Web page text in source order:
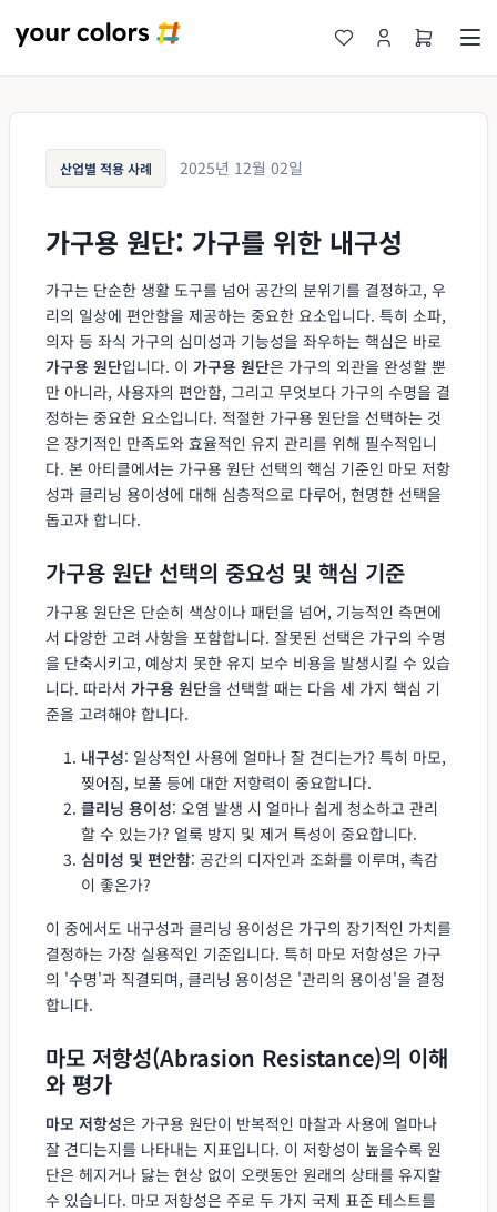
산업별 적용 사례 2025년 12월 02일
가구용 원단: 가구를 위한 내구성
가구는 단순한 생활 도구를 넘어 공간의 분위기를 결정하고, 우
리의 일상에 편안함을 제공하는 중요한 요소입니다. 특히 소파,
의자 등 좌식 가구의 심미성과 기능성을 좌우하는 핵심은 바로
가구용 원단입니다. 이 가구용 원단은 가구의 외관을 완성할 뿐
만 아니라, 사용자의 편안함, 그리고 무엇보다 가구의 수명을 결
정하는 중요한 요소입니다. 적절한 가구용 원단을 선택하는 것
은 장기적인 만족도와 효율적인 유지 관리를 위해 필수적입니
다. 본 아티클에서는 가구용 원단 선택의 핵심 기준인 마모 저항
성과 클리닝 용이성에 대해 심층적으로 다루어, 현명한 선택을
돕고자 합니다.
가구용 원단 선택의 중요성 및 핵심 기준
가구용 원단은 단순히 색상이나 패턴을 넘어, 기능적인 측면에
서 다양한 고려 사항을 포함합니다. 잘못된 선택은 가구의 수명
을 단축시키고, 예상치 못한 유지 보수 비용을 발생시킬 수 있습
니다. 따라서 가구용 원단을 선택할 때는 다음 세 가지 핵심 기
준을 고려해야 합니다.
내구성: 일상적인 사용에 얼마나 잘 견디는가? 특히 마모,
찢어짐, 보풀 등에 대한 저항력이 중요합니다.
클리닝 용이성: 오염 발생 시 얼마나 쉽게 청소하고 관리
할 수 있는가? 얼룩 방지 및 제거 특성이 중요합니다.
심미성 및 편안함: 공간의 디자인과 조화를 이루며, 촉감
이 좋은가?
이 중에서도 내구성과 클리닝 용이성은 가구의 장기적인 가치를
결정하는 가장 실용적인 기준입니다. 특히 마모 저항성은 가구
의 '수명'과 직결되며, 클리닝 용이성은 '관리의 용이성'을 결정
합니다.
마모 저항성(Abrasion Resistance)의 이해
와 평가
마모 저항성은 가구용 원단이 반복적인 마찰과 사용에 얼마나
잘 견디는지를 나타내는 지표입니다. 이 저항성이 높을수록 원
단은 헤지거나 닳는 현상 없이 오랫동안 원래의 상태를 유지할
수 있습니다. 마모 저항성은 주로 두 가지 국제 표준 테스트를